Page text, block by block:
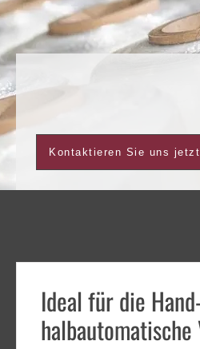
Kontaktieren Sie uns jetzt
Ideal für die